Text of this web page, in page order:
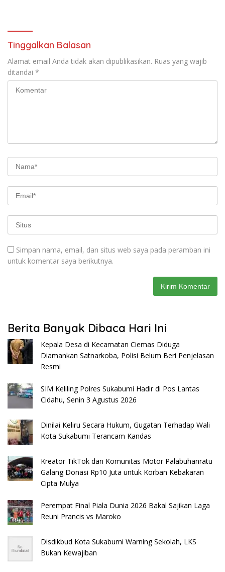
Tinggalkan Balasan
Alamat email Anda tidak akan dipublikasikan. Ruas yang wajib
ditandai *
Simpan nama, email, dan situs web saya pada peramban ini
untuk komentar saya berikutnya.
Berita Banyak Dibaca Hari Ini
Kepala Desa di Kecamatan Ciemas Diduga
Diamankan Satnarkoba, Polisi Belum Beri Penjelasan
Resmi
SIM Keliling Polres Sukabumi Hadir di Pos Lantas
Cidahu, Senin 3 Agustus 2026
Dinilai Keliru Secara Hukum, Gugatan Terhadap Wali
Kota Sukabumi Terancam Kandas
Kreator TikTok dan Komunitas Motor Palabuhanratu
Galang Donasi Rp10 Juta untuk Korban Kebakaran
Cipta Mulya
Perempat Final Piala Dunia 2026 Bakal Sajikan Laga
Reuni Prancis vs Maroko
Disdikbud Kota Sukabumi Warning Sekolah, LKS
Bukan Kewajiban